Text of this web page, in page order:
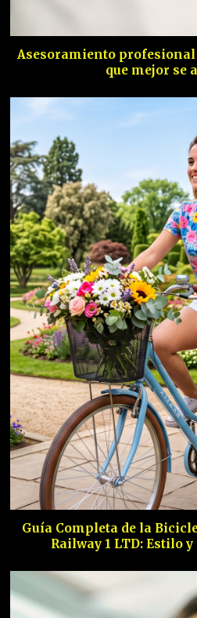
Asesoramiento
que mejor se
Guía Completa de la
Railway 1 LTD: Estilo